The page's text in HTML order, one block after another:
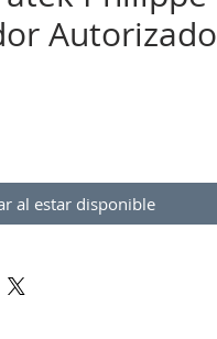
Autorizado
al estar disponible